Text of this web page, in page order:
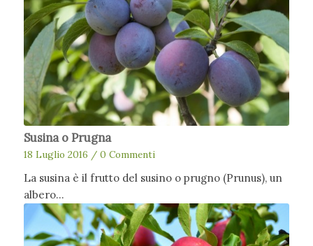
Susina o Prugna
18 Luglio 2016 / 0 Commenti
La susina è il frutto del susino o prugno (Prunus), un
albero…